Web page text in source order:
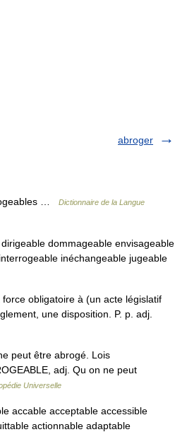
abroger
…
Dictionnaire de la Langue
dommageable envisageable
inéchangeable jugeable
obligatoire à (un acte législatif
une disposition. P. p. adj.
peut être abrogé. Lois
adj. Qu on ne peut
Universelle
accable acceptable accessible
actionnable adaptable